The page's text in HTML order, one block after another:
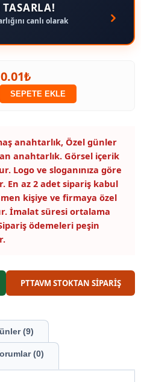
canlı olarak
0.01₺
SEPETE EKLE
anahtarlık, Özel günler
anahtarlık. Görsel içerik
Logo ve sloganınıza göre
En az 2 adet sipariş kabul
kişiye ve firmaya özel
İmalat süresi ortalama
ödemeleri peşin
PTTAVM STOKTAN SİPARİŞ
(9)
(0)